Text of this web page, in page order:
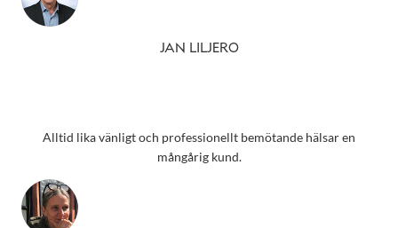
JAN LILJERO
Alltid lika vänligt och professionellt bemötande hälsar en
mångårig kund.